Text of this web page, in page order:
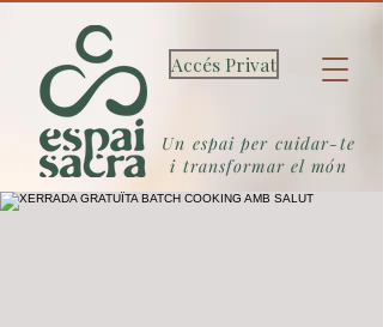
Accés Privat
Un espai per cuidar-te
i transformar el món